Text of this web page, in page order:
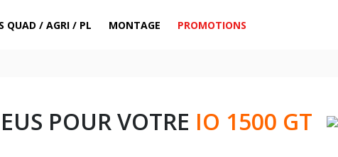
QUAD / AGRI / PL MONTAGE PROMOTIONS
POUR VOTRE IO 1500 GT